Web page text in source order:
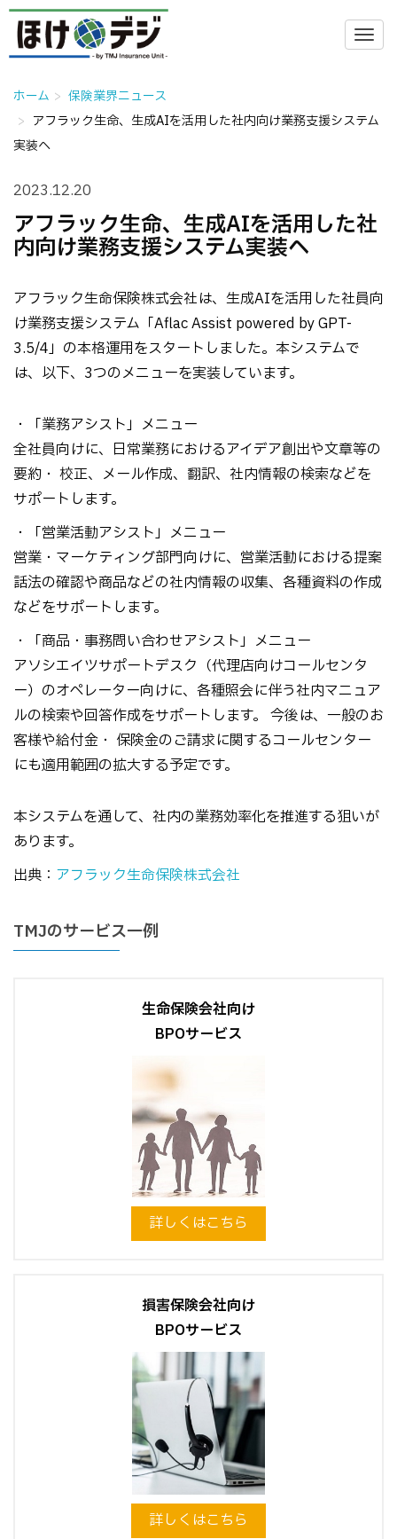
ホーム
保険業界ニュース
アフラック生命、生成AIを活用した社内向け業務支援システム
実装へ
2023.12.20
アフラック生命、生成AIを活用した社
内向け業務支援システム実装へ
アフラック生命保険株式会社は、生成AIを活用した社員向
け業務支援システム「Aflac Assist powered by GPT-
3.5/4」の本格運用をスタートしました。本システムで
は、以下、3つのメニューを実装しています。
・「業務アシスト」メニュー
全社員向けに、日常業務におけるアイデア創出や文章等の
要約・ 校正、メール作成、翻訳、社内情報の検索などを
サポートします。
・「営業活動アシスト」メニュー
営業・マーケティング部門向けに、営業活動における提案
話法の確認や商品などの社内情報の収集、各種資料の作成
などをサポートします。
・「商品・事務問い合わせアシスト」メニュー
アソシエイツサポートデスク（代理店向けコールセンタ
ー）のオペレーター向けに、各種照会に伴う社内マニュア
ルの検索や回答作成をサポートします。 今後は、一般のお
客様や給付金・ 保険金のご請求に関するコールセンター
にも適用範囲の拡大する予定です。
本システムを通して、社内の業務効率化を推進する狙いが
あります。
出典： アフラック生命保険株式会社
TMJのサービス一例
生命保険会社向け
BPOサービス
詳しくはこちら
損害保険会社向け
BPOサービス
詳しくはこちら